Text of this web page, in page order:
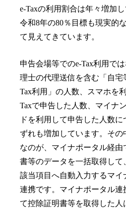
e-Taxの利用割合は年々増加し
令和8年の80％目標も現実的
て見えてきています。
申告会場等でのe-Tax利用で
理士の代理送信を含む「自宅
Tax利用」の人数、スマホを
Taxで申告した人数、マイナ
ドを利用して申告した人数に
ずれも増加しています。その
なのが、マイナポータル経由
書等のデータを一括取得して
該当項目へ自動入力するマイ
連携です。マイナポータル連
て控除証明書等を取得した人